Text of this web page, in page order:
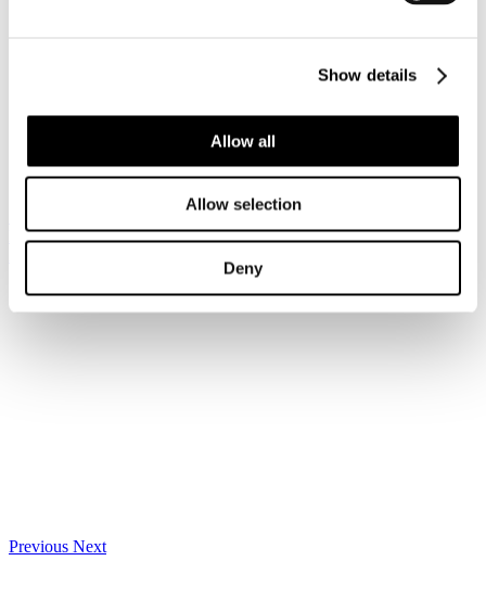
Show details
Allow all
Allow selection
Deny
Login
Risparmia con le nostre convenzioni
Previous Next